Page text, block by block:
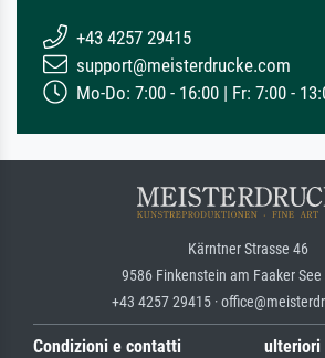
+43 4257 29415
support@meisterdrucke.com
Mo-Do: 7:00 - 16:00 | Fr: 7:00 -
Kärntner Strasse 46
9586 Finkenstein am Faaker See
+43 4257 29415 ·
Condizioni e contatti ulteriori